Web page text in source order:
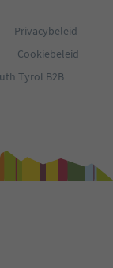
Privacybeleid
Cookiebeleid
Tyrol B2B